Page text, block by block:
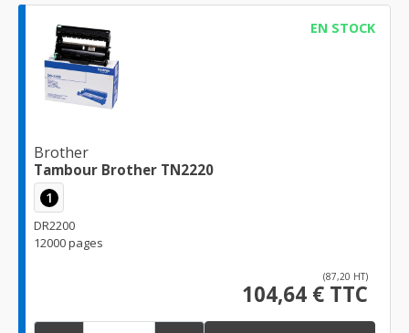
EN STOCK
Brother
Tambour Brother TN2220
1
DR2200
12000 pages
(87,20 HT)
104,64 € TTC